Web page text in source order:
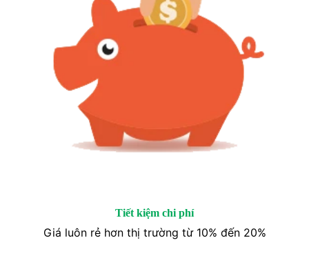
Tiết kiệm chi phí
Giá luôn rẻ hơn thị trường từ 10% đến 20%